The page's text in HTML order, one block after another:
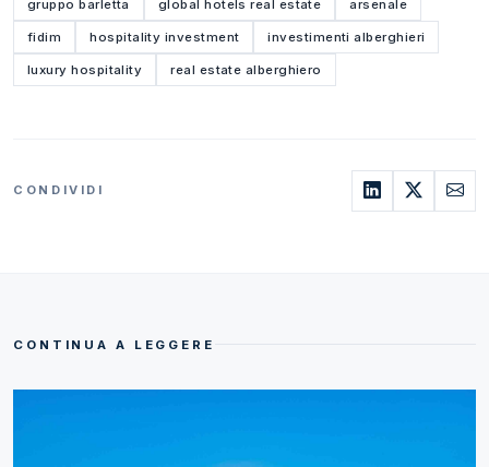
gruppo barletta global hotels real estate arsenale
fidim hospitality investment investimenti alberghieri
luxury hospitality real estate alberghiero
CONDIVIDI
CONTINUA A LEGGERE